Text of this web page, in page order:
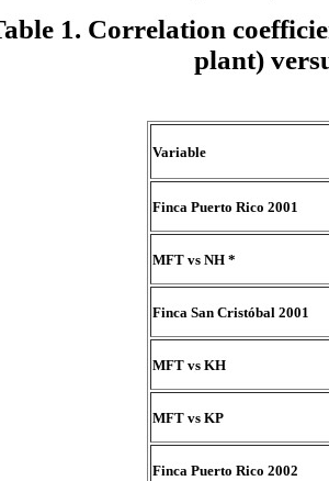
1. Correlation
plant)
Variable
Finca Puerto Rico 2001
MFT vs NH *
Finca San Cristóbal 2001
MFT vs KH
MFT vs KP
Finca Puerto Rico 2002